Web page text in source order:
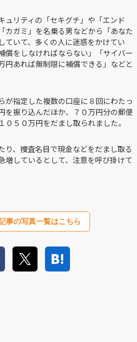
ュリティの「セキグチ」や「エンド
カガミ」を名乗る男などから「あなた
ていて、多くの人に迷惑をかけてい
償をしなければならない」「サイバー
円あれば無制限に補償できる」などと
が指定した複数の口座に８回にわたっ
を振り込んだほか、７０万円分の郵便
５０万円をだまし取られました。
り、捜査名目で現金などをだまし取る
増しているとして、注意を呼び掛けて
事の写真一覧はこちら